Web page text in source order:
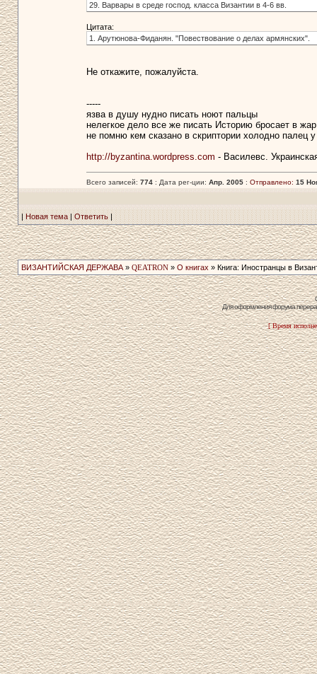
29. Варвары в среде господ. класса Византии в 4-6 вв.
Цитата:
1. Арутюнова-Фиданян. "Повествование о делах армянских".
Не откажите, пожалуйста.
-----
язва в душу нудно писать ноют пальцы
нелегкое дело все же писать Историю бросает в
не помню кем сказано в скриптории холодно палец
http://byzantina.wordpress.com - Василевс.
Всего записей: 774: Дата рег-ции: Апр. 2005: Отправлено: 15
| Новая тема|Ответить|
ВИЗАНТИЙСКАЯ ДЕРЖАВА» QEATRON» О книгах » Книга: Иностранцы в
Для оформления форума
[ Время